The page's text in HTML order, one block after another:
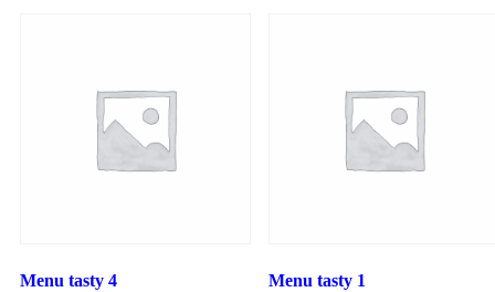
Menu tasty 4 Menu tasty 1